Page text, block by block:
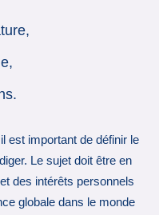
est important de définir le
Le sujet doit être en
des intérêts personnels
globale dans le monde